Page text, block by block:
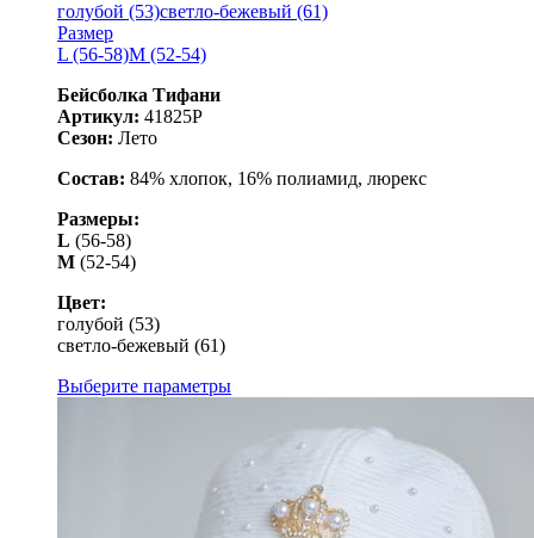
голубой (53)светло-бежевый (61)
Размер
L (56-58)M (52-54)
Бейсболка Тифани
Артикул: 41825Р
Сезон: Лето
Состав: 84% хлопок, 16% полиамид, люрекс
Размеры:
L (56-58)
М (52-54)
Цвет:
голубой (53)
светло-бежевый (61)
Выберите параметры